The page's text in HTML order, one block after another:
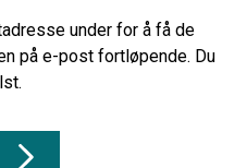
under for å få de
på e-post fortløpende. Du